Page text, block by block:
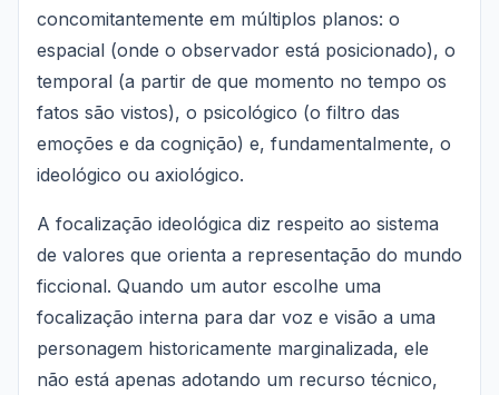
concomitantemente em múltiplos planos: o
espacial (onde o observador está posicionado), o
temporal (a partir de que momento no tempo os
fatos são vistos), o psicológico (o filtro das
emoções e da cognição) e, fundamentalmente, o
ideológico ou axiológico.
A focalização ideológica diz respeito ao sistema
de valores que orienta a representação do mundo
ficcional. Quando um autor escolhe uma
focalização interna para dar voz e visão a uma
personagem historicamente marginalizada, ele
não está apenas adotando um recurso técnico,